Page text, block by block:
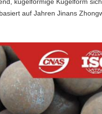
auf Jahren Jinans